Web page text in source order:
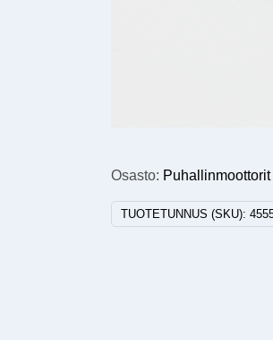
Osasto: Puhallinmoottorit
TUOTETUNNUS (SKU):